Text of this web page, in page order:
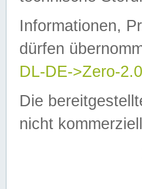
Informationen,
dürfen
DL-DE->Zero-2.0
Die
nicht